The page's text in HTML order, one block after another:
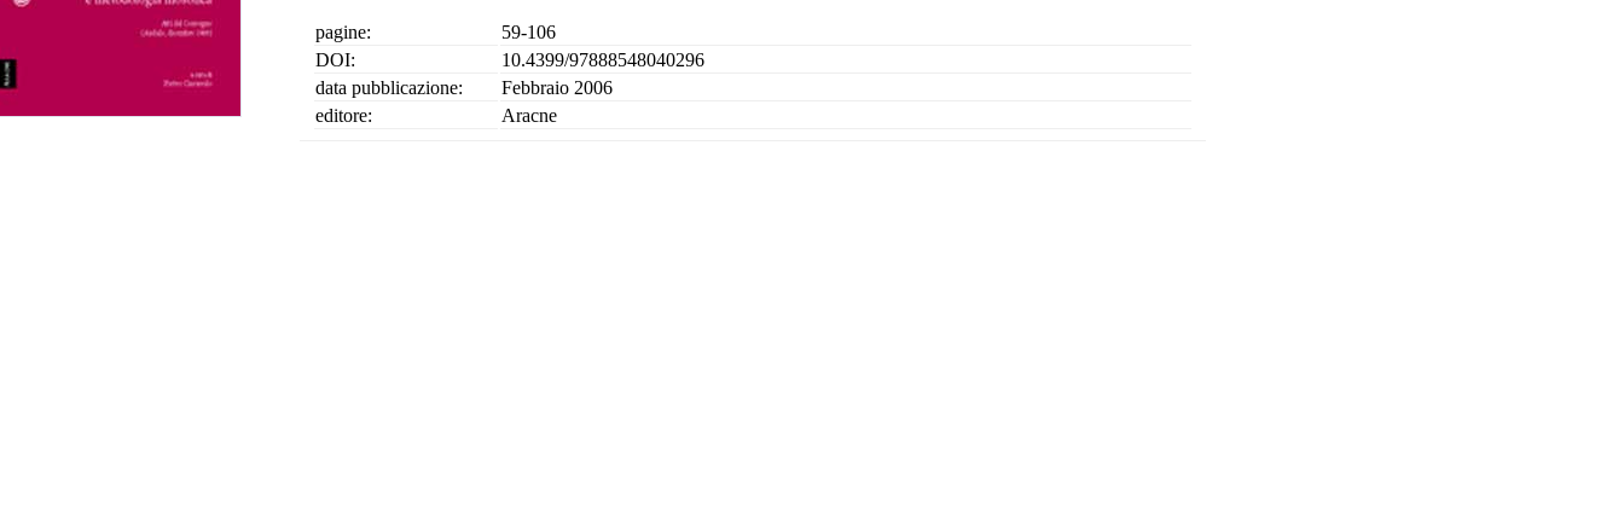
pagine:
59-106
DOI:
10.4399/97888548040296
data pubblicazione:
Febbraio 2006
editore:
Aracne